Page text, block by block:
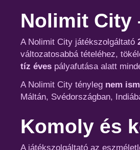
Nolimit City
A Nolimit City játékszolgáltató
változatosabbá tételéhez,
tíz éves pályafutása alatt
A Nolimit City tényleg nem
Máltán, Svédországban,
Komoly és
A játékszolgáltató az